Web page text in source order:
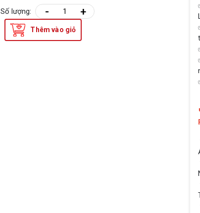
Số lượng: - +
Thêm vào giỏ